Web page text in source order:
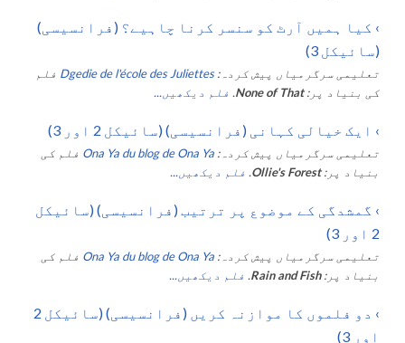
› کیا ہمیں آرٹ کو سنسر کرنا چاہیے؟ (فرانسیسی)
(سائیکل 3)
تعلیمی سرگرمیاں پیش کردہ: Dgedie de l'école des Juliettes فلم
کی بنیاد پر: None of That
. فلم دیکھیں...
› ایک خیالی کہانی (فرانسیسی) (سائیکل 2 اور 3)
تعلیمی سرگرمیاں پیش کردہ: Ona Ya du blog de Ona Ya فلم کی
بنیاد پر: Ollie's Forest
. فلم دیکھیں...
› گمشدگی کے موضوع پر ترتیب (فرانسیسی) (سائیکل
2 اور 3)
تعلیمی سرگرمیاں پیش کردہ: Ona Ya du blog de Ona Ya فلم کی
بنیاد پر: Rain and Fish
. فلم دیکھیں...
›
دو فلموں کا موازنہ کریں (فرانسیسی) (سائیکل 2
اور 3)